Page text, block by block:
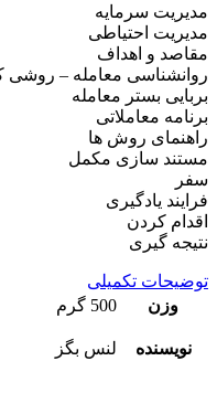
مدیریت سرمایه
مدیریت احتیاطی
مقاصد و اهداف
روانشناسی معامله – روشی
بربایی بستر معامله
برنامه معاملاتی
راهنمای روش ها
مستند سازی مکمل
سفر
فرایند یادگیری
اقدام کردن
نتیجه گیری
توضیحات تکمیلی
وزن
500 گرم
نویسنده لنس بگز